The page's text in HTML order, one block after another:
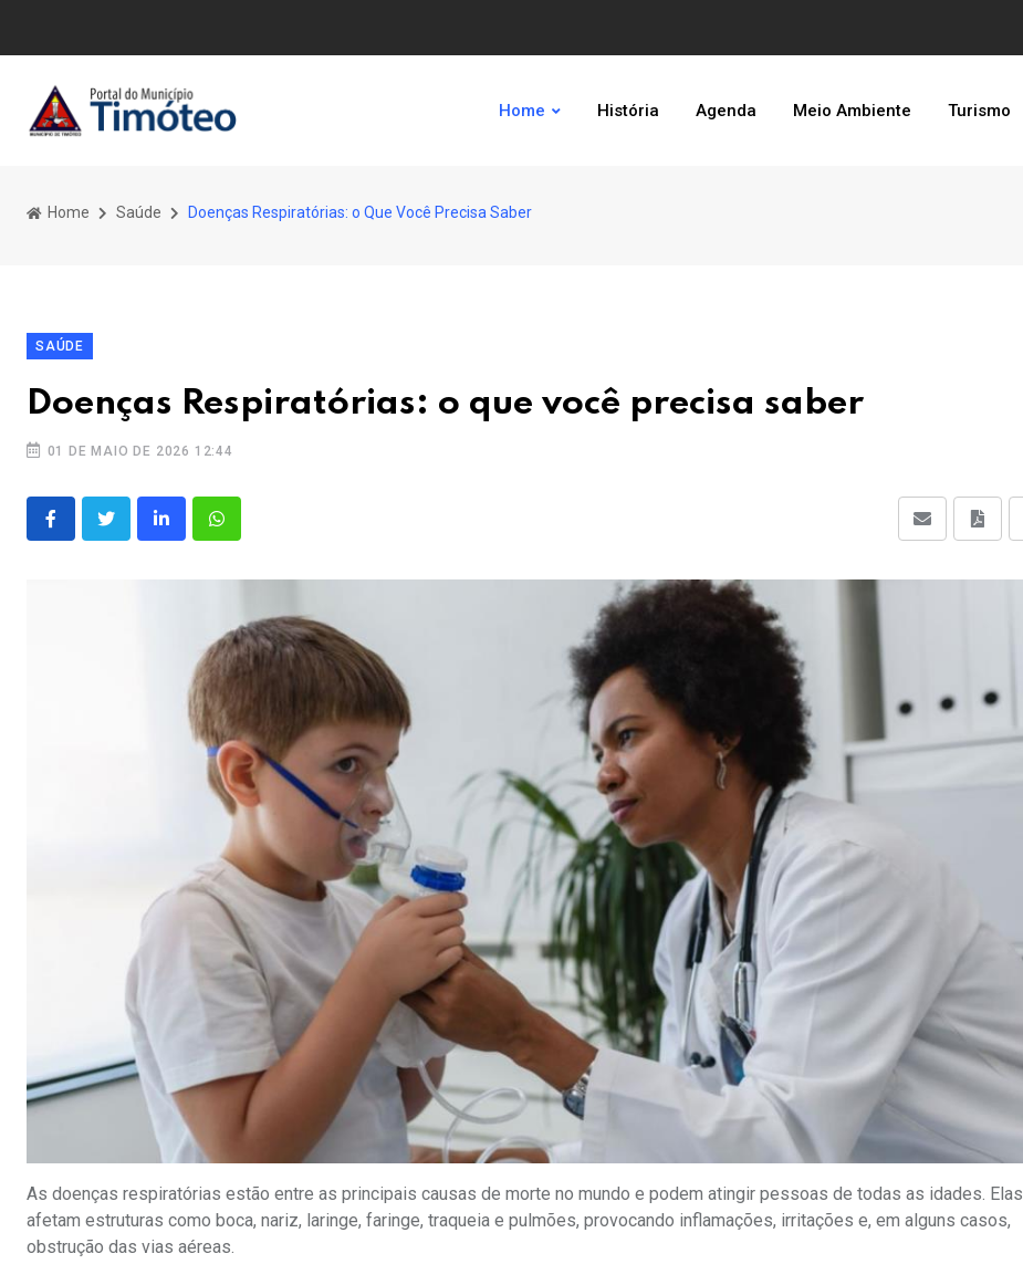
Home História Agenda Meio Ambiente Turismo
Home Saúde Doenças Respiratórias: o Que Você Precisa Saber
SAÚDE
Doenças Respiratórias: o que você precisa saber
01 DE MAIO DE 2026 12:44
As doenças respiratórias estão entre as principais causas de morte no mundo e podem atingir pessoas de todas as idades. Elas
afetam estruturas como boca, nariz, laringe, faringe, traqueia e pulmões, provocando inflamações, irritações e, em alguns casos,
obstrução das vias aéreas.